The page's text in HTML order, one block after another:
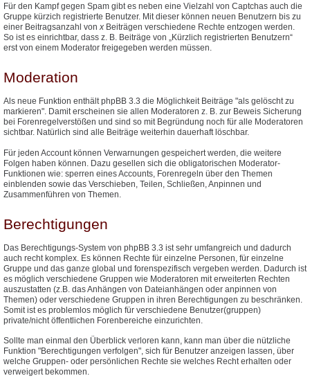
Für den Kampf gegen Spam gibt es neben eine Vielzahl von Captchas auch die
Gruppe kürzich registrierte Benutzer. Mit dieser können neuen Benutzern bis zu
einer Beitragsanzahl vonx Beiträgen verschiedene Rechte entzogen werden.
So ist es einrichtbar, dass z. B. Beiträge von „Kürzlich registrierten Benutzern“
erst von einem Moderator freigegeben werden müssen.
Moderation
Als neue Funktion enthält phpBB 3.3 die Möglichkeit Beiträge "als gelöscht zu
markieren". Damit erscheinen sie allen Moderatoren z. B. zur Beweis Sicherung
bei Forenregelverstößen und sind so mit Begründung noch für alle Moderatoren
sichtbar. Natürlich sind alle Beiträge weiterhin dauerhaft löschbar.
Für jeden Account können Verwarnungen gespeichert werden, die weitere
Folgen haben können. Dazu gesellen sich die obligatorischen Moderator-
Funktionen wie: sperren eines Accounts, Forenregeln über den Themen
einblenden sowie das Verschieben, Teilen, Schließen, Anpinnen und
Zusammenführen von Themen.
Berechtigungen
Das Berechtigungs-System von phpBB 3.3 ist sehr umfangreich und dadurch
auch recht komplex. Es können Rechte für einzelne Personen, für einzelne
Gruppe und das ganze global und forenspezifisch vergeben werden. Dadurch ist
es möglich verschiedene Gruppen wie Moderatoren mit erweiterten Rechten
auszustatten (z.B. das Anhängen von Dateianhängen oder anpinnen von
Themen) oder verschiedene Gruppen in ihren Berechtigungen zu beschränken.
Somit ist es problemlos möglich für verschiedene Benutzer(gruppen)
private/nicht öffentlichen Forenbereiche einzurichten.
Sollte man einmal den Überblick verloren kann, kann man über die nützliche
Funktion "Berechtigungen verfolgen", sich für Benutzer anzeigen lassen, über
welche Gruppen- oder persönlichen Rechte sie welches Recht erhalten oder
verweigert bekommen.